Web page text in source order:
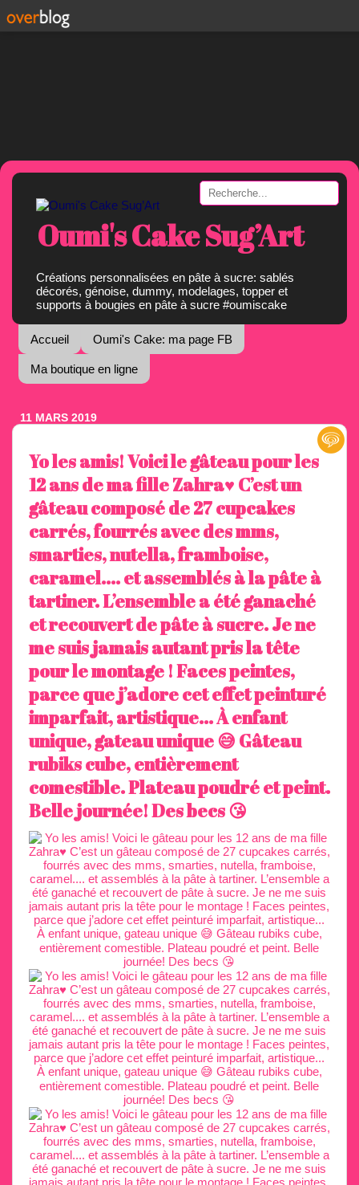
Oumi's Cake Sug’Art
Créations personnalisées en pâte à sucre: sablés
décorés, génoise, dummy, modelages, topper et
supports à bougies en pâte à sucre #oumiscake
Accueil Oumi's Cake: ma page FB
Ma boutique en ligne
11 MARS 2019
Yo les amis! Voici le gâteau pour les
12 ans de ma fille Zahra♥️ C’est un
gâteau composé de 27 cupcakes
carrés, fourrés avec des mms,
smarties, nutella, framboise,
caramel.... et assemblés à la pâte à
tartiner. L’ensemble a été ganaché
et recouvert de pâte à sucre. Je ne
me suis jamais autant pris la tête
pour le montage ! Faces peintes,
parce que j’adore cet effet peinturé
imparfait, artistique... À enfant
unique, gateau unique 😅 Gâteau
rubiks cube, entièrement
comestible. Plateau poudré et peint.
Belle journée! Des becs 😘